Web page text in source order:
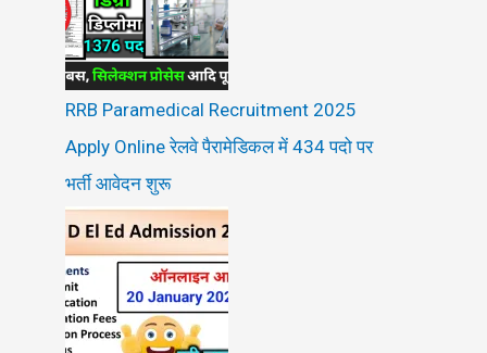
RRB Paramedical Recruitment 2025
Apply Online रेलवे पैरामेडिकल में 434 पदो पर
भर्ती आवेदन शुरू